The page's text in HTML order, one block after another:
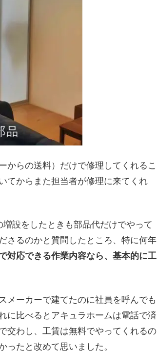
からの送料）だけで修理してくれるこ
てからまた担当者が修理に来てくれ
設をしたときも部品代だけでやって
さるのかと質問したところ、特に何年
対応できる作業内容なら、基本的に工
メーカーで建てたのに社員を呼んでも
に比べるとアキュラホームは電話で済
交わし、工賃は無料でやってくれるの
ったと改めて思いました。